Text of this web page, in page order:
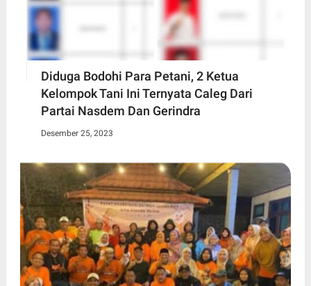
Diduga Bodohi Para Petani, 2 Ketua
Kelompok Tani Ini Ternyata Caleg Dari
Partai Nasdem Dan Gerindra
Desember 25, 2023